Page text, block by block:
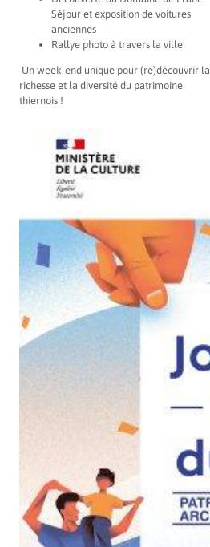
Séjour et exposition de voitures
anciennes
Rallye photo à travers la ville
Un week-end unique pour (re)découvrir la
richesse et la diversité du patrimoine
thiernois !